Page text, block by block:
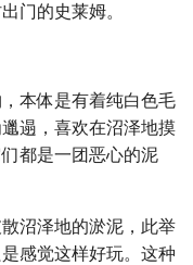
门的史莱姆。
本体是有着纯白色毛
遢，喜欢在沼泽地摸
都是一团恶心的泥
沼泽地的淤泥，此举
感觉这样好玩。这种